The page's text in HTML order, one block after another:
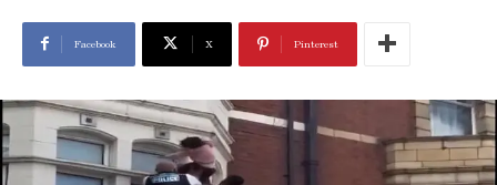
Facebook X Pinterest